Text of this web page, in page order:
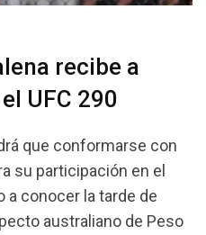
recibe a
UFC 290
que conformarse con
su participación en el
a conocer la tarde de
australiano de Peso